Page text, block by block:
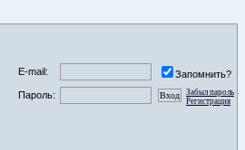
E-mail:
Запомнить?
Пароль:
Забыл пароль
Регистрация